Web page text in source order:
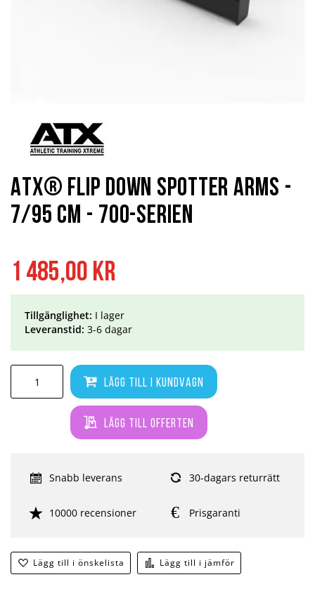
1 485,00 kr
Lägg till i kundvagn
Lägg till offerten
Lägg till i önskelista Lägg till i jämför
Tillgänglighet: I lager
Leveranstid: 3-6 dagar
Snabb leverans 30-dagars returrätt
10000 recensioner Prisgaranti
ATX® Flip Down Spotter Arms -
7/95 cm - 700-serien
början
bildgalleriet